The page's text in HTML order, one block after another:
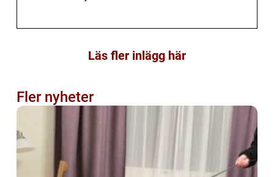
Läs fler inlägg här
Fler nyheter